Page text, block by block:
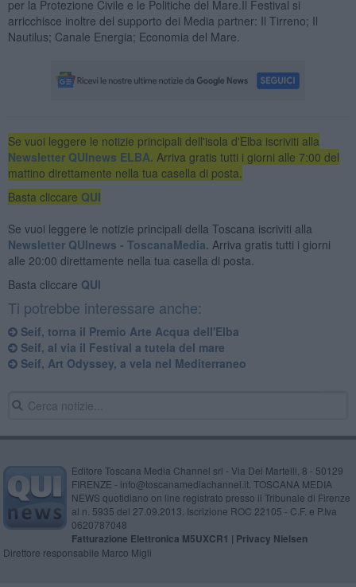
per la Protezione Civile e le Politiche del Mare.Il Festival si
arricchisce inoltre del supporto dei Media partner: Il Tirreno; Il
Nautilus; Canale Energia; Economia del Mare.
Se vuoi leggere le notizie principali dell'isola d'Elba iscriviti alla
Newsletter QUInews ELBA. Arriva gratis tutti i giorni alle 7:00 del
mattino direttamente nella tua casella di posta.
Basta cliccare QUI
Se vuoi leggere le notizie principali della Toscana iscriviti alla
Newsletter QUInews - ToscanaMedia. Arriva gratis tutti i giorni
alle 20:00 direttamente nella tua casella di posta.
Basta cliccare QUI
Ti potrebbe interessare anche:
Seif, torna il Premio Arte Acqua dell'Elba
Seif, al via il Festival a tutela del mare
Seif, Art Odyssey, a vela nel Mediterraneo
Editore Toscana Media Channel srl - Via Dei Martelli, 8 - 50129
FIRENZE - info@toscanamediachannel.it. TOSCANA MEDIA
NEWS quotidiano on line registrato presso il Tribunale di Firenze
al n. 5935 del 27.09.2013. Iscrizione ROC 22105 - C.F. e P.Iva
0620787048
Fatturazione Elettronica M5UXCR1 | Privacy Nielsen
Direttore responsabile Marco Migli